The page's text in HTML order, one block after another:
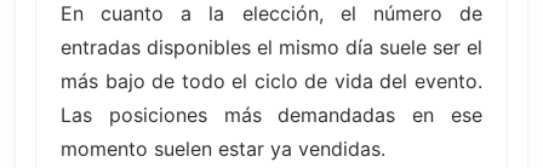
En cuanto a la elección, el número de
entradas disponibles el mismo día suele ser el
más bajo de todo el ciclo de vida del evento.
Las posiciones más demandadas en ese
momento suelen estar ya vendidas.